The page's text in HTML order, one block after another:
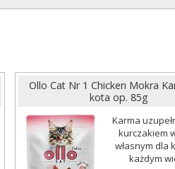
Ollo Cat Nr 1 Chicken Mokra
kota op. 85g
Karma
kurczakiem
własnym dla
każdym